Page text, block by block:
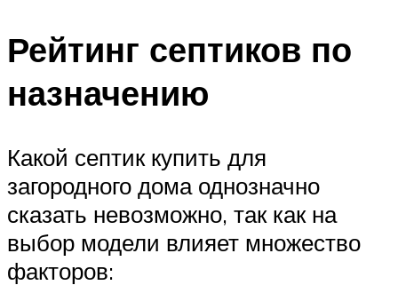
Рейтинг септиков по
назначению
Какой септик купить для
загородного дома однозначно
сказать невозможно, так как на
выбор модели влияет множество
факторов: